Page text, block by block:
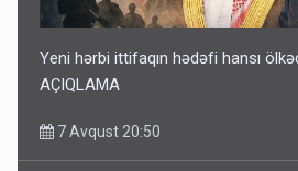
Yeni hərbi ittifaqın hədəfi hansı
AÇIQLAMA
7 Avqust 20:50